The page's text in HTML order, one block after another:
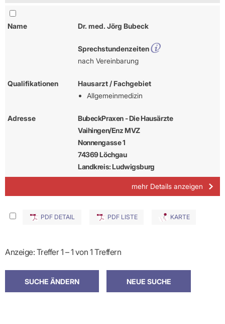
Name Dr. med. Jörg Bubeck
Sprechstundenzeiten
nach Vereinbarung
Qualifikationen
Hausarzt / Fachgebiet
Allgemeinmedizin
Adresse
BubeckPraxen - Die Hausärzte
Vaihingen/Enz MVZ
Nonnengasse 1
74369 Löchgau
Landkreis: Ludwigsburg
mehr Details anzeigen
PDF DETAIL PDF LISTE KARTE
Anzeige: Treffer 1 – 1 von 1 Treffern